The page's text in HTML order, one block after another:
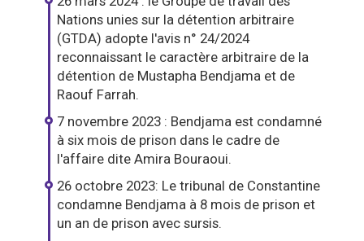
Nations unies sur la détention arbitraire
(GTDA) adopte l'avis n° 24/2024
reconnaissant le caractère arbitraire de la
détention de Mustapha Bendjama et de
Raouf Farrah.
7 novembre 2023 : Bendjama est condamné
à six mois de prison dans le cadre de
l'affaire dite Amira Bouraoui.
26 octobre 2023: Le tribunal de Constantine
condamne Bendjama à 8 mois de prison et
un an de prison avec sursis.